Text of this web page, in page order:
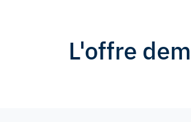
L'offre